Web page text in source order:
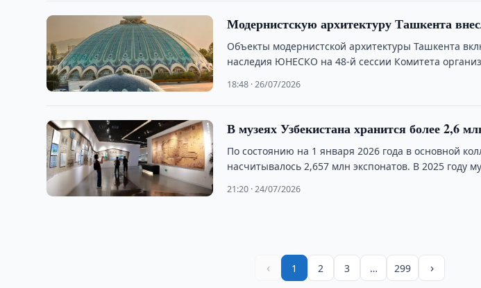
Модернистскую архитектуру Ташкента
Объекты модернистской архитектуры Ташкента
наследия ЮНЕСКО на 48-й сессии Комитета
18:48 · 26/07/2026
В музеях Узбекистана хранится более 2,6
По состоянию на 1 января 2026 года в основной
насчитывалось 2,657 млн экспонатов. В 2025 году
21:20 · 24/07/2026
‹ 1 2 3 … 299 ›